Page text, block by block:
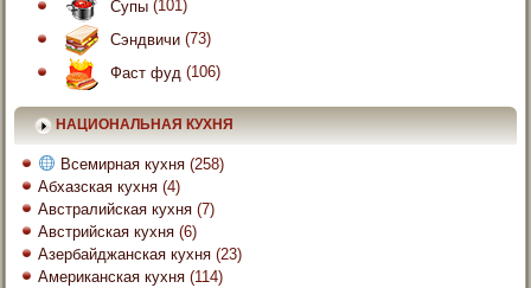
Супы (101)
Сэндвичи (73)
Фаст фуд (106)
НАЦИОНАЛЬНАЯ КУХНЯ
Всемирная кухня (258)
Абхазская кухня (4)
Австралийская кухня (7)
Австрийская кухня (6)
Азербайджанская кухня (23)
Американская кухня (114)